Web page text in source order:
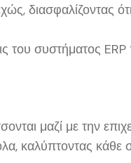
διασφαλίζοντας
του συστήματος
μαζί με την
καλύπτοντας κάθε